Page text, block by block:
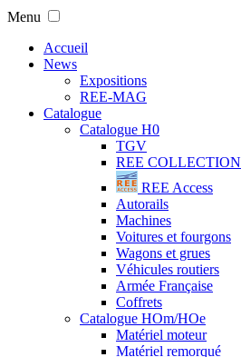
Menu
Accueil
News
Expositions
REE-MAG
Catalogue
Catalogue H0
TGV
REE COLLECTION
REE Access
Autorails
Machines
Voitures et fourgons
Wagons et grues
Véhicules routiers
Armée Française
Coffrets
Catalogue HOm/HOe
Matériel moteur
Matériel remorqué